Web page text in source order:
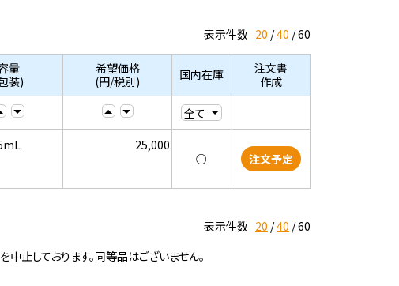
表示件数 20 40 60
量
装)
希望価格
(円/税別)
国内在庫
注文書
作成
25,000
○
注文予定
表示件数 20 40 60
しております。同等品はございません。